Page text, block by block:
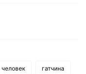
человек гатчина